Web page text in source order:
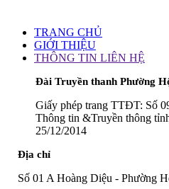
TRANG CHỦ
GIỚI THIỆU
THÔNG TIN LIÊN HỆ
Đài Truyền thanh Phường
Giấy phép trang TTĐT: Số
Thông tin &Truyền thông
25/12/2014
Địa chỉ
Số 01 A Hoàng Diệu - Phường